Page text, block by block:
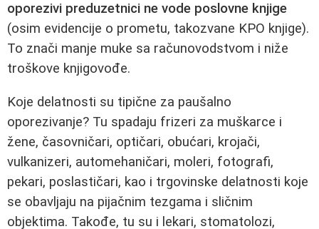
oporezivi preduzetnici ne vode poslovne knjige
(osim evidencije o prometu, takozvane KPO knjige).
To znači manje muke sa računovodstvom i niže
troškove knjigovođe.
Koje delatnosti su tipične za paušalno
oporezivanje? Tu spadaju frizeri za muškarce i
žene, časovničari, optičari, obućari, krojači,
vulkanizeri, automehaničari, moleri, fotografi,
pekari, poslastičari, kao i trgovinske delatnosti koje
se obavljaju na pijačnim tezgama i sličnim
objektima. Takođe, tu su i lekari, stomatolozi,